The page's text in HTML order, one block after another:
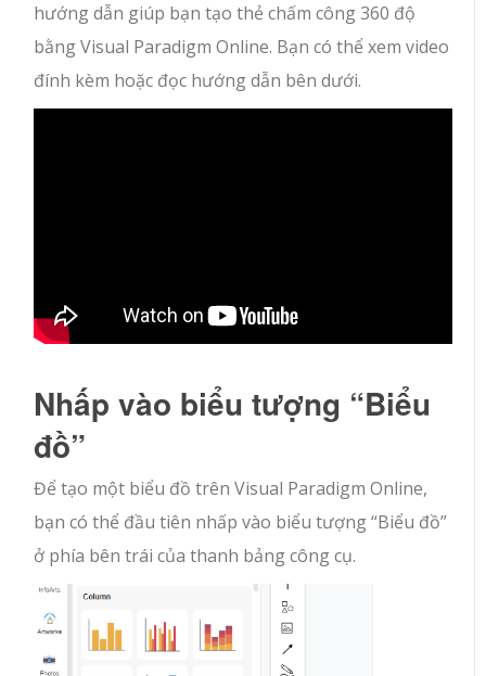
hướng dẫn giúp bạn tạo thẻ chấm công 360 độ
bằng Visual Paradigm Online. Bạn có thể xem video
đính kèm hoặc đọc hướng dẫn bên dưới.
Nhấp vào biểu tượng “Biểu
đồ”
Để tạo một biểu đồ trên Visual Paradigm Online,
bạn có thể đầu tiên nhấp vào biểu tượng “Biểu đồ”
ở phía bên trái của thanh bảng công cụ.